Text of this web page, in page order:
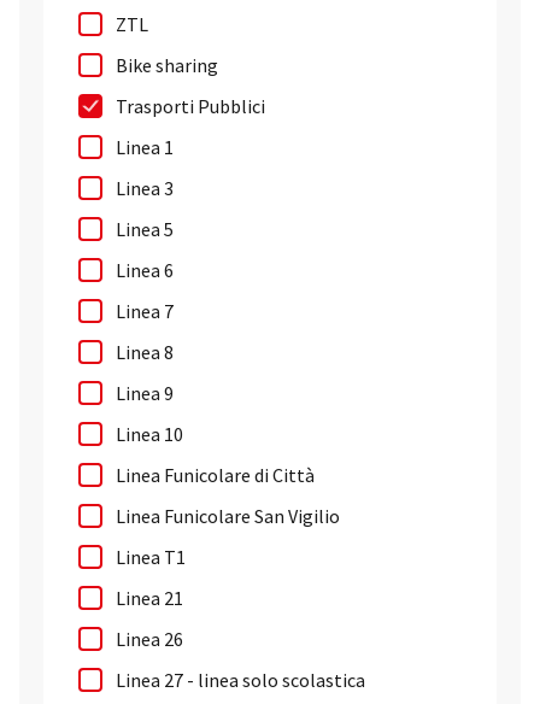
ZTL
Bike sharing
Trasporti Pubblici
Linea 1
Linea 3
Linea 5
Linea 6
Linea 7
Linea 8
Linea 9
Linea 10
Linea Funicolare di Città
Linea Funicolare San Vigilio
Linea T1
Linea 21
Linea 26
Linea 27 - linea solo scolastica